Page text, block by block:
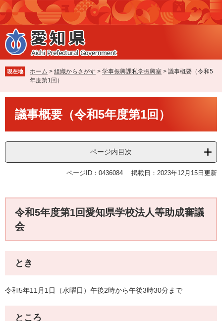
ペ
ー
ジ
の
先
で
す
メ
ニ
ュ
ー
を
ば
し
本
現在地 ホーム > 組織からさがす > 学事振興課私学振興室 > 議事概要（令和5
年度第1回）
議事概要（令和5年度第1回）
ページ内目次
ページID：0436084 掲載日：2023年12月15日更新
令和5年度第1回愛知県学校法人等助成審議
会
とき
令和5年11月1日（水曜日）午後2時から午後3時30分まで
ところ